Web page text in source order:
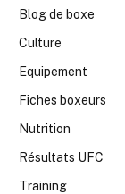
Blog de boxe
Culture
Equipement
Fiches boxeurs
Nutrition
Résultats UFC
Training